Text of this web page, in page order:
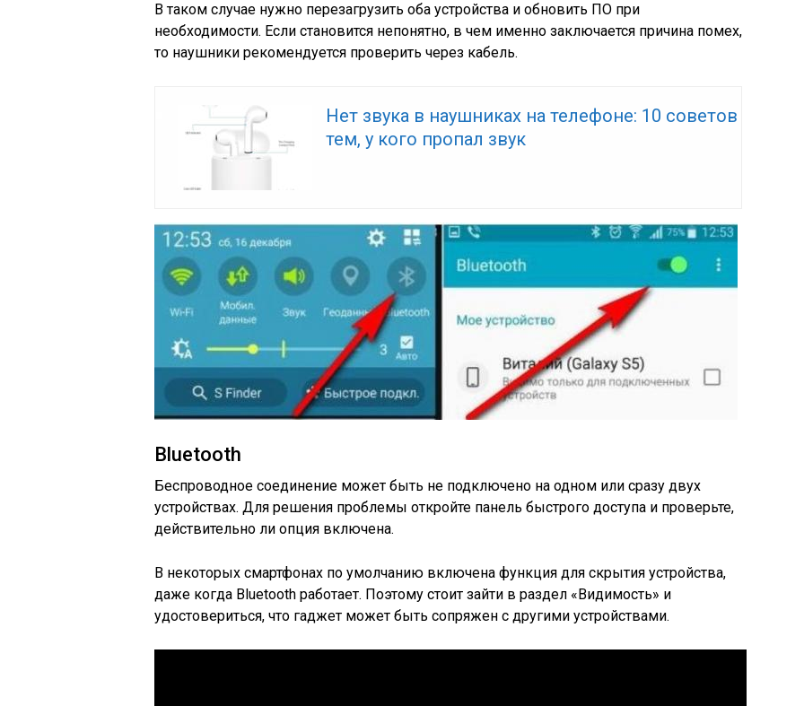
В таком случае нужно перезагрузить оба устройства и обновить ПО при
необходимости. Если становится непонятно, в чем именно заключается причина помех,
то наушники рекомендуется проверить через кабель.
Нет звука в наушниках на телефоне: 10 советов
тем, у кого пропал звук
Bluetooth
Беспроводное соединение может быть не подключено на одном или сразу двух
устройствах. Для решения проблемы откройте панель быстрого доступа и проверьте,
действительно ли опция включена.
В некоторых смартфонах по умолчанию включена функция для скрытия устройства,
даже когда Bluetooth работает. Поэтому стоит зайти в раздел «Видимость» и
удостовериться, что гаджет может быть сопряжен с другими устройствами.